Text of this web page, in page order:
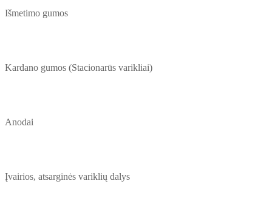
Išmetimo gumos
Kardano gumos (Stacionarūs varikliai)
Anodai
Įvairios, atsarginės variklių dalys